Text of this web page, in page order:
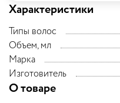
Характеристики
Типы волос
Объем, мл
Марка
Изготовитель
О товаре